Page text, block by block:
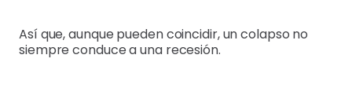
Así que, aunque pueden coincidir, un colapso no
siempre conduce a una recesión.